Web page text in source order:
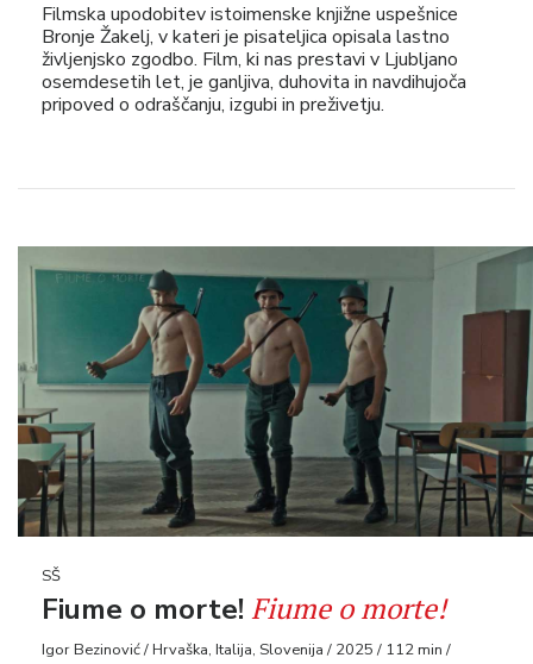
Filmska upodobitev istoimenske knjižne uspešnice
Bronje Žakelj, v kateri je pisateljica opisala lastno
življenjsko zgodbo. Film, ki nas prestavi v Ljubljano
osemdesetih let, je ganljiva, duhovita in navdihujoča
pripoved o odraščanju, izgubi in preživetju.
SŠ
Fiume o morte!Fiume o morte!
Igor Bezinović / Hrvaška, Italija, Slovenija / 2025 / 112 min /